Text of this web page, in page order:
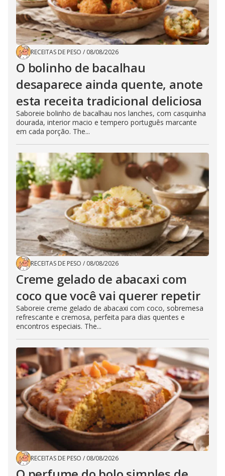
RECEITAS DE PESO / 08/08/2026
O bolinho de bacalhau
desaparece ainda quente, anote
esta receita tradicional deliciosa
Saboreie bolinho de bacalhau nos lanches, com casquinha
dourada, interior macio e tempero português marcante
em cada porção. The...
RECEITAS DE PESO / 08/08/2026
Creme gelado de abacaxi com
coco que você vai querer repetir
Saboreie creme gelado de abacaxi com coco, sobremesa
refrescante e cremosa, perfeita para dias quentes e
encontros especiais. The...
RECEITAS DE PESO / 08/08/2026